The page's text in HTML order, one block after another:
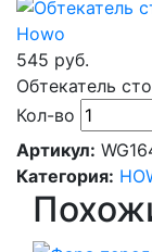
545 руб.
Обтекатель
Кол-во
Артикул:
Категория: